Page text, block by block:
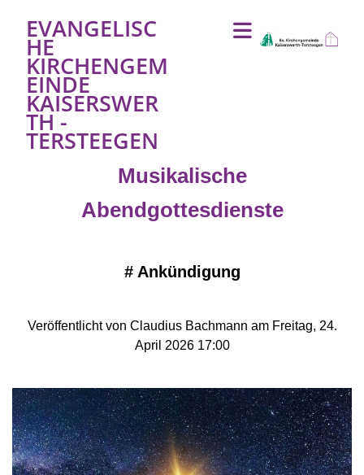
EVANGELISC
HE
KIRCHENGEM
EINDE
KAISERSWER
TH -
TERSTEEGEN
Musikalische
Abendgottesdienste
# Ankündigung
Veröffentlicht von Claudius Bachmann am Freitag, 24.
April 2026 17:00